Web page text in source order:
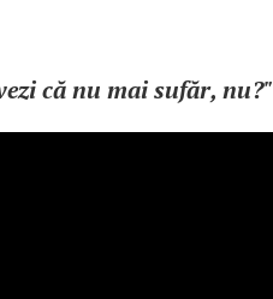
că nu mai sufăr, nu?"